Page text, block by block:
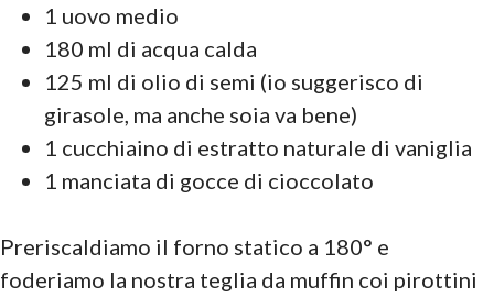
1 uovo medio
180 ml di acqua calda
125 ml di olio di semi (io suggerisco di
girasole, ma anche soia va bene)
1 cucchiaino di estratto naturale di vaniglia
1 manciata di gocce di cioccolato
Preriscaldiamo il forno statico a 180° e
foderiamo la nostra teglia da muffin coi pirottini